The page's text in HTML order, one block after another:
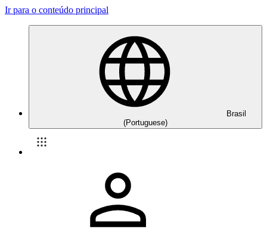
Ir para o conteúdo principal
Brasil
(Portuguese)